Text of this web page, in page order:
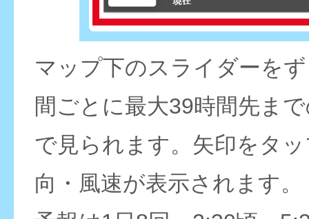
マップ下のスライダーを
間ごとに最大39時間先ま
で見られます。矢印をタ
向・風速が表示されます。